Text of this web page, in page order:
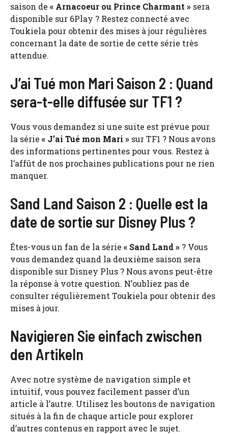
saison de « Arnacoeur ou Prince Charmant » sera
disponible sur 6Play ? Restez connecté avec
Toukiela pour obtenir des mises à jour régulières
concernant la date de sortie de cette série très
attendue.
J’ai Tué mon Mari Saison 2 : Quand
sera-t-elle diffusée sur TF1 ?
Vous vous demandez si une suite est prévue pour
la série « J’ai Tué mon Mari » sur TF1 ? Nous avons
des informations pertinentes pour vous. Restez à
l’affût de nos prochaines publications pour ne rien
manquer.
Sand Land Saison 2 : Quelle est la
date de sortie sur Disney Plus ?
Êtes-vous un fan de la série « Sand Land » ? Vous
vous demandez quand la deuxième saison sera
disponible sur Disney Plus ? Nous avons peut-être
la réponse à votre question. N’oubliez pas de
consulter régulièrement Toukiela pour obtenir des
mises à jour.
Navigieren Sie einfach zwischen
den Artikeln
Avec notre système de navigation simple et
intuitif, vous pouvez facilement passer d’un
article à l’autre. Utilisez les boutons de navigation
situés à la fin de chaque article pour explorer
d’autres contenus en rapport avec le sujet.